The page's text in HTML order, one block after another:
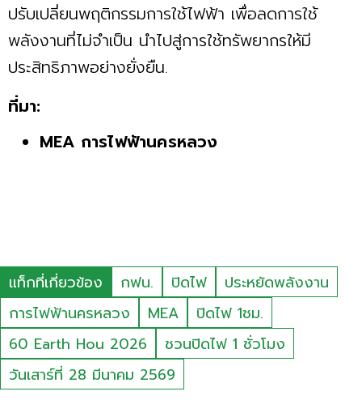
ปรับเปลี่ยนพฤติกรรมการใช้ไฟฟ้า เพื่อลดการใช้
พลังงานที่ไม่จำเป็น นำไปสู่การใช้ทรัพยากรให้มี
ประสิทธิภาพอย่างยั่งยืน.
ที่มา:
MEA การไฟฟ้านครหลวง
แท็กที่เกี่ยวข้อง กฟน. ปิดไฟ
ประหยัดพลังงาน
การไฟฟ้านครหลวง
MEA
ปิดไฟ 1ชม.
60 Earth Hou 2026
ชวนปิดไฟ 1 ชั่วโมง
วันเสาร์ที่ 28 มีนาคม 2569